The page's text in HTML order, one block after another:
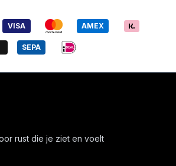
VISA AMEX
SEPA
rust die je ziet en voelt